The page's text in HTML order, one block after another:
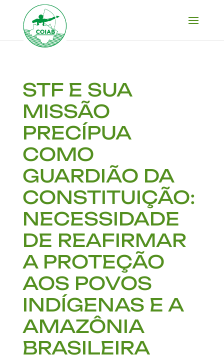
STF E SUA
MISSÃO
PRECÍPUA
COMO
GUARDIÃO DA
CONSTITUIÇÃO:
NECESSIDADE
DE REAFIRMAR
A PROTEÇÃO
AOS POVOS
INDÍGENAS E A
AMAZÔNIA
BRASILEIRA